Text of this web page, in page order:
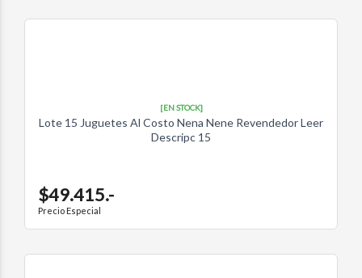
[EN STOCK]
Lote 15 Juguetes Al Costo Nena Nene Revendedor Leer
Descripc 15
$49.415.-
Precio Especial